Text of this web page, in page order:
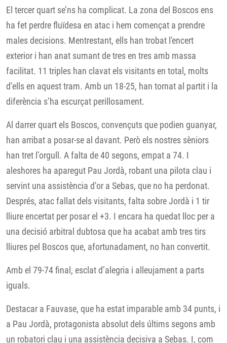
El tercer quart se’ns ha complicat. La zona del Boscos ens
ha fet perdre fluïdesa en atac i hem començat a prendre
males decisions. Mentrestant, ells han trobat l'encert
exterior i han anat sumant de tres en tres amb massa
facilitat. 11 triples han clavat els visitants en total, molts
d’ells en aquest tram. Amb un 18-25, han tornat al partit i la
diferència s’ha escurçat perillosament.
Al darrer quart els Boscos, convençuts que podien guanyar,
han arribat a posar-se al davant. Però els nostres sèniors
han tret l’orgull. A falta de 40 segons, empat a 74. I
aleshores ha aparegut Pau Jordà, robant una pilota clau i
servint una assistència d’or a Sebas, que no ha perdonat.
Després, atac fallat dels visitants, falta sobre Jordà i 1 tir
lliure encertat per posar el +3. I encara ha quedat lloc per a
una decisió arbitral dubtosa que ha acabat amb tres tirs
lliures pel Boscos que, afortunadament, no han convertit.
Amb el 79-74 final, esclat d’alegria i alleujament a parts
iguals.
Destacar a Fauvase, que ha estat imparable amb 34 punts, i
a Pau Jordà, protagonista absolut dels últims segons amb
un robatori clau i una assistència decisiva a Sebas. I, com